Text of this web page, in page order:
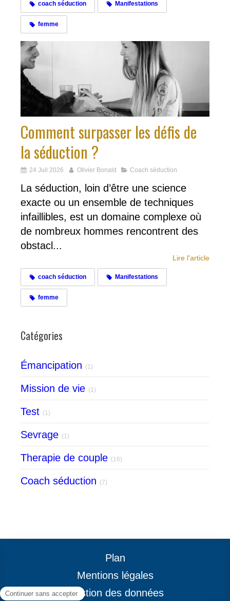
coach séduction Manifestations
femme
Comment surpasser les défis de
la séduction ?
24 Juil 2026 Olivier Bonald Coach séduction
La séduction, loin d’être une science
exacte ou un ensemble de techniques
infaillibles, est un domaine complexe où
de nombreux hommes rencontrent des
obstacl...
Lire l'article
coach séduction Manifestations
femme
Catégories
Émancipation (1)
Mission de vie (1)
Test (1)
Sevrage (1)
Therapie de couple (16)
Coach séduction (7)
Plan
Mentions légales
Gestion des données